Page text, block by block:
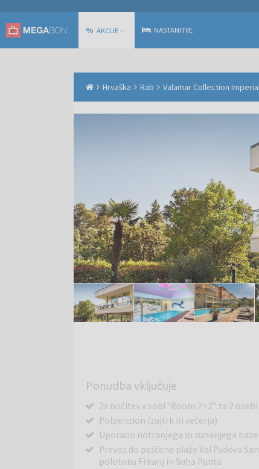
% AKCIJE NASTANITVE
Hrvaška Rab Valamar Collection
Ponudba vključuje
2x nočitev v sobi "Room 2+2" za 2
Polpenzion (zajtrk in večerja)
Uporabo notranjega in zunanjega
Prevoz do peščene plaže Val Padova
polotoku Frkanj in Suha Punta